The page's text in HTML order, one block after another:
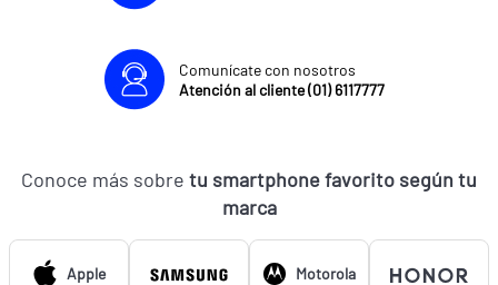
Comunícate con nosotros
Atención al cliente (01) 6117777
Conoce más sobre tu smartphone favorito según tu
marca
Apple Motorola